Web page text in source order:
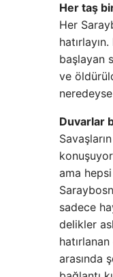
Her taş
Her
başlayan
ve
neredeyse
Duvarlar
ama
sadece
delikler
arasında